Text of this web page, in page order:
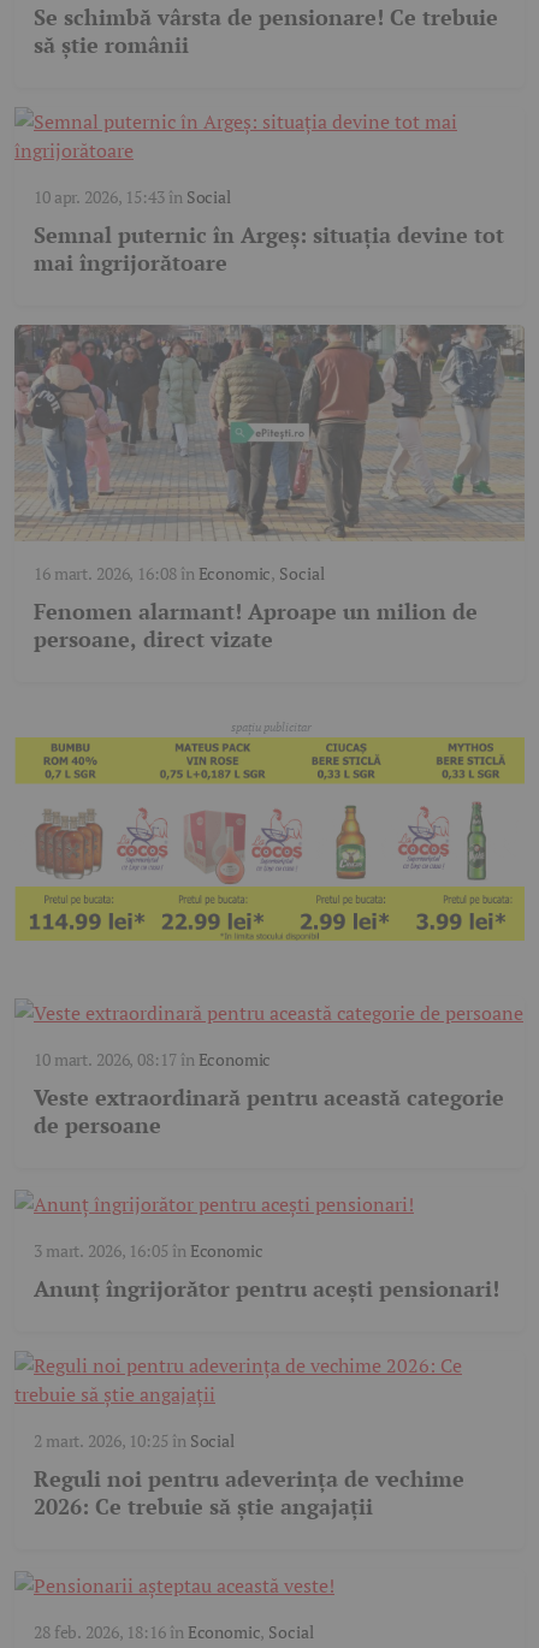
Se schimbă vârsta de pensionare! Ce trebuie
să știe românii
10 apr. 2026, 15:43în Social
Semnal puternic în Argeș: situația devine tot
mai îngrijorătoare
16 mart. 2026, 16:08în Economic, Social
Fenomen alarmant! Aproape un milion de
persoane, direct vizate
10 mart. 2026, 08:17în Economic
Veste extraordinară pentru această categorie
de persoane
3 mart. 2026, 16:05 în Economic
Anunț îngrijorător pentru acești pensionari!
2 mart. 2026, 10:25 în Social
Reguli noi pentru adeverința de vechime
2026: Ce trebuie să știe angajații
28 feb. 2026, 18:16în Economic, Social